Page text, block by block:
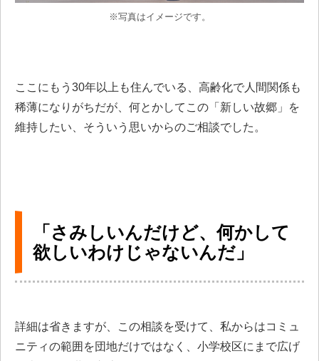
※写真はイメージです。
ここにもう30年以上も住んでいる、高齢化で人間関係も
稀薄になりがちだが、何とかしてこの「新しい故郷」を
維持したい、そういう思いからのご相談でした。
「さみしいんだけど、何かして
欲しいわけじゃないんだ」
詳細は省きますが、この相談を受けて、私からはコミュ
ニティの範囲を団地だけではなく、小学校区にまで広げ